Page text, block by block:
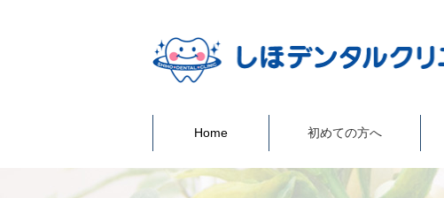
Home 初めての方へ